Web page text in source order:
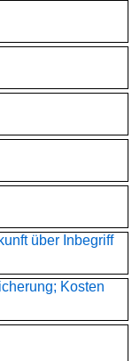
über Inbegriff
Kosten